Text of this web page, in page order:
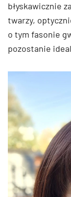
błyskawicznie
twarzy,
o tym fasonie
pozostanie